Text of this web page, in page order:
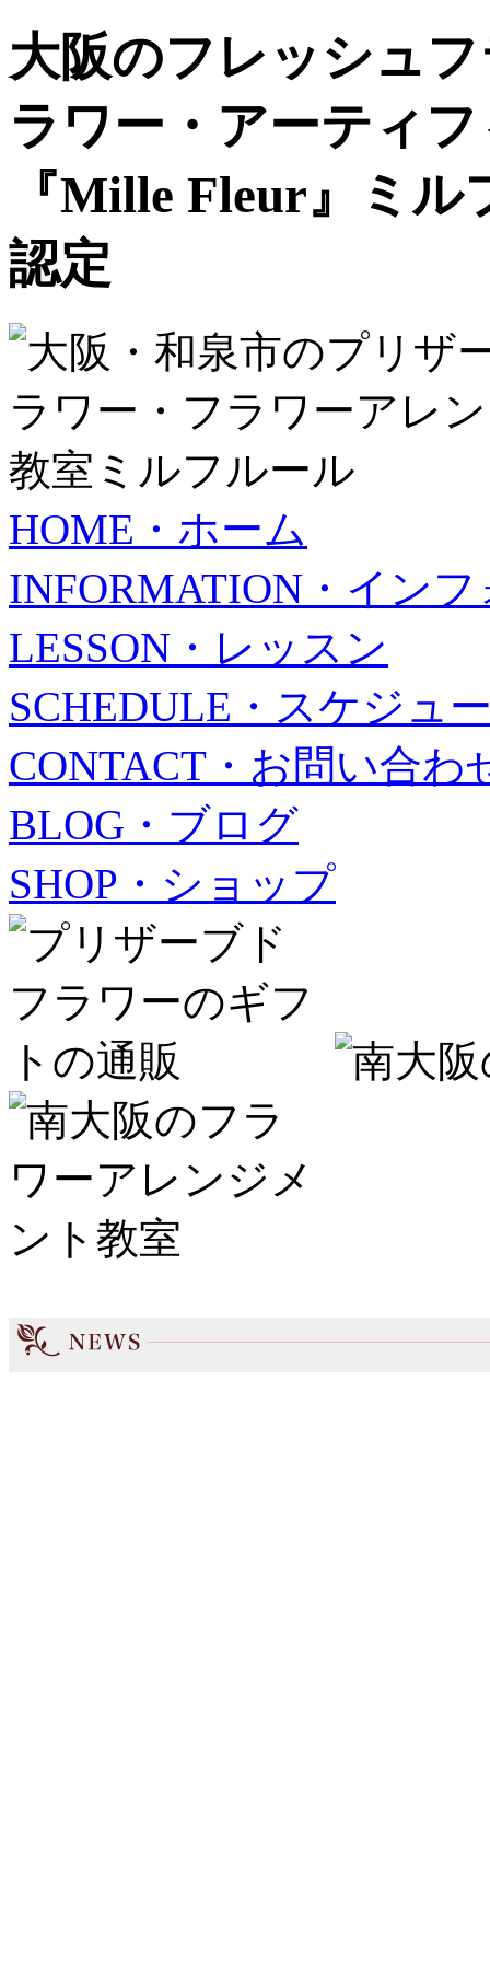
大阪のフレッシュ
ラワー・アーティ
『Mille Fleur』ミ
認定
HOME・ホーム
INFORMATION・イン
LESSON・レッスン
SCHEDULE・スケジュ
CONTACT・お問い合わ
BLOG・ブログ
SHOP・ショップ